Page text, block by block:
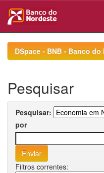
navigationDSpace - BNB - Banco
Pesquisar
Pesquisar:
por
Filtros correntes: